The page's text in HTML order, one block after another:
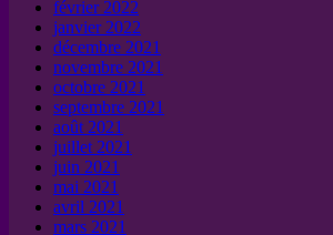
février 2022
janvier 2022
décembre 2021
novembre 2021
octobre 2021
septembre 2021
août 2021
juillet 2021
juin 2021
mai 2021
avril 2021
mars 2021